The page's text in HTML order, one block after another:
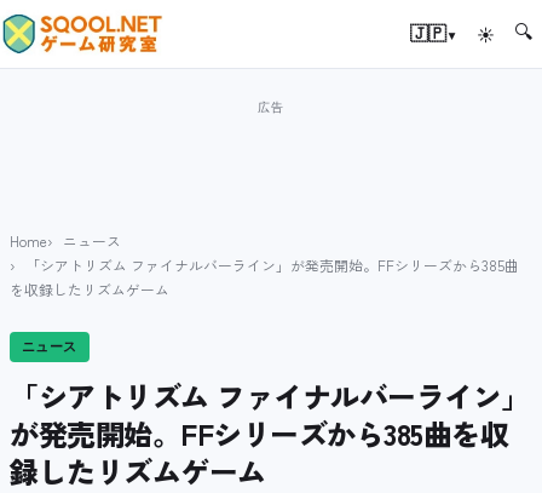
🇯🇵▾ ☀ 🔍
Home
ニュース
「シアトリズム ファイナルバーライン」が発売開始。FFシリーズから385曲
を収録したリズムゲーム
ニュース
「シアトリズム ファイナルバーライン」
が発売開始。FFシリーズから385曲を収
録したリズムゲーム